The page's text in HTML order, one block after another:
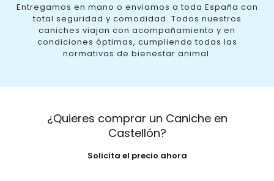
Entregamos en mano o enviamos a toda España con
total seguridad y comodidad. Todos nuestros
caniches viajan con acompañamiento y en
condiciones óptimas, cumpliendo todas las
normativas de bienestar animal.
¿Quieres comprar un Caniche en
Castellón?
Solicita el precio ahora